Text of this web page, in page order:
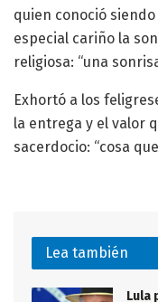
quien conoció
especial cariño la
religiosa: “una
Exhortó a los
la entrega y el valor
sacerdocio: “cosa
Lea también
Lula